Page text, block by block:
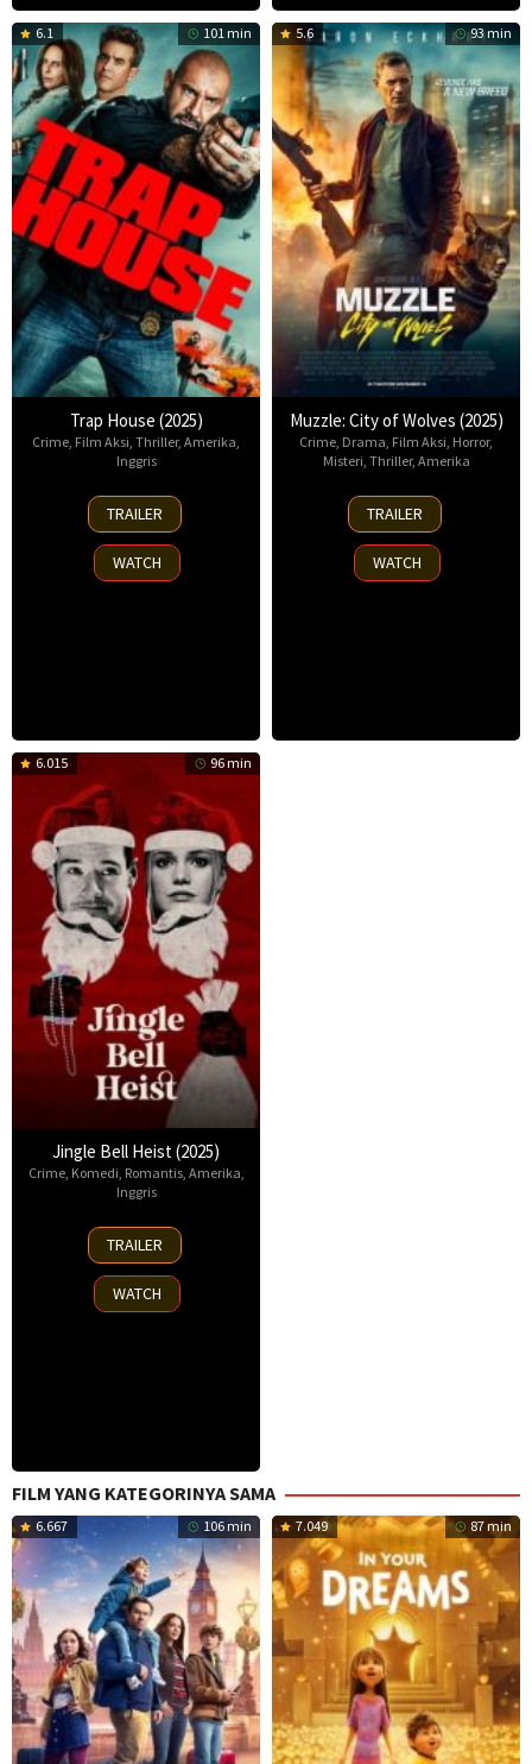
6.1 101 min
Trap House (2025)
Crime, Film Aksi, Thriller, Amerika,
Inggris
14
Nov
2025
TRAILER
WATCH
5.6 93 min
Muzzle: City of Wolves (2025)
Crime, Drama, Film Aksi, Horror,
Misteri, Thriller, Amerika
13
Nov
2025
TRAILER
WATCH
6.015 96 min
Jingle Bell Heist (2025)
Crime, Komedi Romantis, Amerika
Inggris
25
Nov
2025
TRAILER
WATCH
FILM YANG KATEGORINYA SAMA
6.667 106 min 7.049 87 min